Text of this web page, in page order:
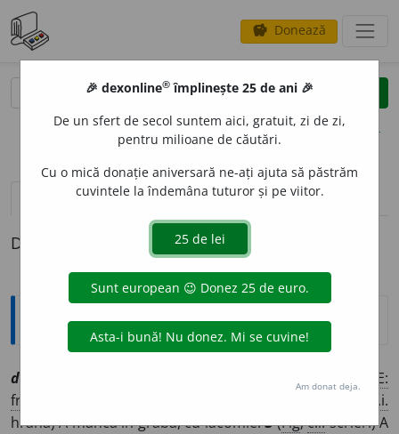
savings Donează
clear
opțiuni
definiții (1)
Definiția cu ID-ul 1063393:
Explicative DEX
devor
E:
fr
C.i.
hrană) A mânca în grabă, cu lăcomie.3(Fig;c.i.scrieri) A
🎉 dexonline® împlinește 25 de ani 🎉
De un sfert de secol suntem aici, gratuit, zi de zi,
pentru milioane de căutări.
Cu o mică donație aniversară ne-ați ajuta să păstrăm
cuvintele la îndemâna tuturor și pe viitor.
Am donat deja.